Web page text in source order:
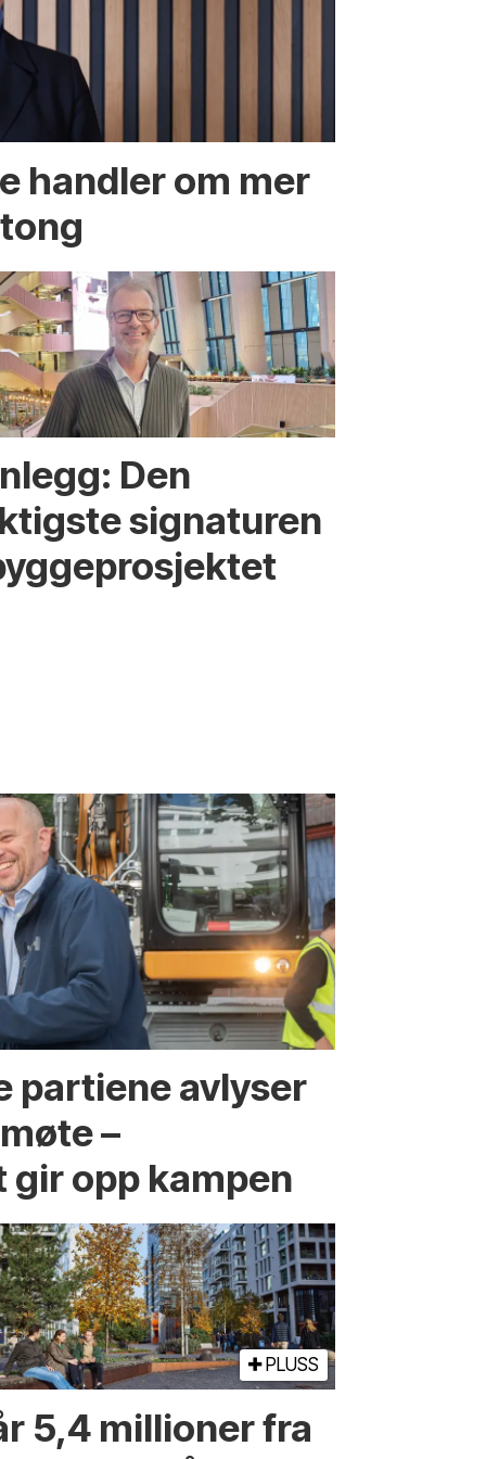
handler om mer
Den
signaturen
partiene avlyser
–
opp kampen
PLUSS
5,4 millioner fra